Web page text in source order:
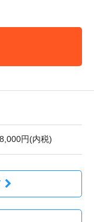
円(内税)